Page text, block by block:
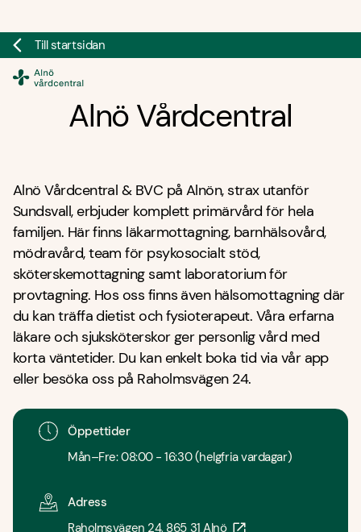
Till startsidan
Alnö Vårdcentral
Alnö Vårdcentral & BVC på Alnön, strax utanför
Sundsvall, erbjuder komplett primärvård för hela
familjen. Här finns läkarmottagning, barnhälsovård,
mödravård, team för psykosocialt stöd,
sköterskemottagning samt laboratorium för
provtagning. Hos oss finns även hälsomottagning där
du kan träffa dietist och fysioterapeut. Våra erfarna
läkare och sjuksköterskor ger personlig vård med
korta väntetider. Du kan enkelt boka tid via vår app
eller besöka oss på Raholmsvägen 24.
Öppettider
Mån–Fre: 08:00 - 16:30 (helgfria vardagar)
Adress
Raholmsvägen 24, 865 31 Alnö